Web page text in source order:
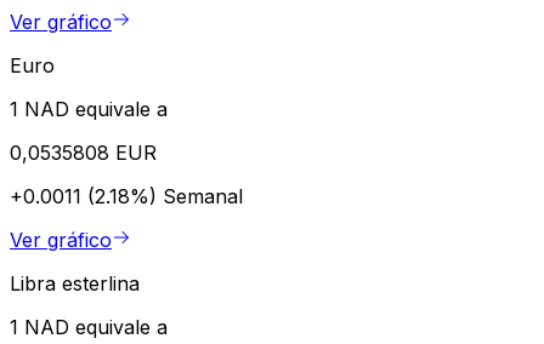
Ver gráfico
Euro
1 NAD equivale a
0,0535808 EUR
+0.0011 (2.18%) Semanal
Ver gráfico
Libra esterlina
1 NAD equivale a